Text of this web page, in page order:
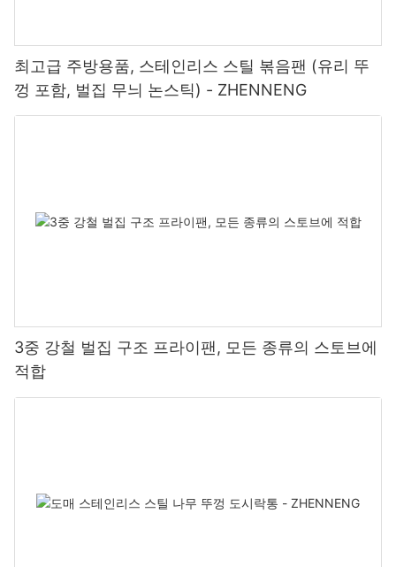
최고급 주방용품, 스테인리스 스틸 볶음팬 (유리 뚜
껑 포함, 벌집 무늬 논스틱) - ZHENNENG
3중 강철 벌집 구조 프라이팬, 모든 종류의 스토브에
적합